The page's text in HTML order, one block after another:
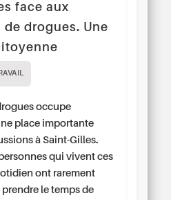
face aux
drogues. Une
occupe
place importante
à Saint-Gilles.
qui vivent ces
ont rarement
prendre le temps de